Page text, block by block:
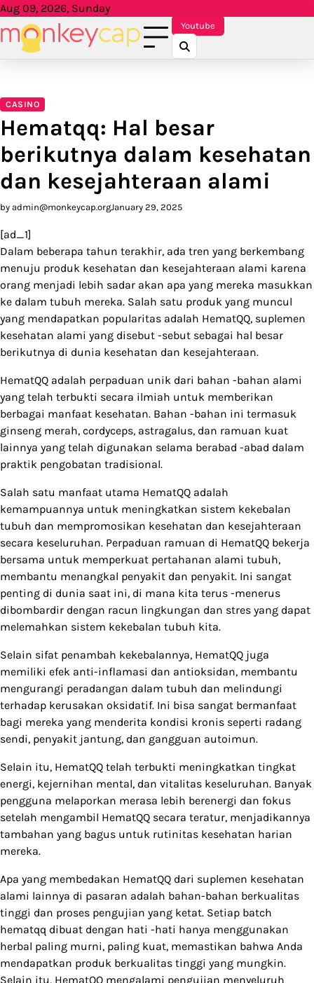
Skip
content
Aug 09, 2026, Sunday
Youtube
CASINO
Hematqq: Hal besar
berikutnya dalam kesehatan
dan kesejahteraan alami
by admin@monkeycap.orgJanuary 29, 2025
[ad_1]
Dalam beberapa tahun terakhir, ada tren yang berkembang
menuju produk kesehatan dan kesejahteraan alami karena
orang menjadi lebih sadar akan apa yang mereka masukkan
ke dalam tubuh mereka. Salah satu produk yang muncul
yang mendapatkan popularitas adalah HematQQ, suplemen
kesehatan alami yang disebut -sebut sebagai hal besar
berikutnya di dunia kesehatan dan kesejahteraan.
HematQQ adalah perpaduan unik dari bahan -bahan alami
yang telah terbukti secara ilmiah untuk memberikan
berbagai manfaat kesehatan. Bahan -bahan ini termasuk
ginseng merah, cordyceps, astragalus, dan ramuan kuat
lainnya yang telah digunakan selama berabad -abad dalam
praktik pengobatan tradisional.
Salah satu manfaat utama HematQQ adalah
kemampuannya untuk meningkatkan sistem kekebalan
tubuh dan mempromosikan kesehatan dan kesejahteraan
secara keseluruhan. Perpaduan ramuan di HematQQ bekerja
bersama untuk memperkuat pertahanan alami tubuh,
membantu menangkal penyakit dan penyakit. Ini sangat
penting di dunia saat ini, di mana kita terus -menerus
dibombardir dengan racun lingkungan dan stres yang dapat
melemahkan sistem kekebalan tubuh kita.
Selain sifat penambah kekebalannya, HematQQ juga
memiliki efek anti-inflamasi dan antioksidan, membantu
mengurangi peradangan dalam tubuh dan melindungi
terhadap kerusakan oksidatif. Ini bisa sangat bermanfaat
bagi mereka yang menderita kondisi kronis seperti radang
sendi, penyakit jantung, dan gangguan autoimun.
Selain itu, HematQQ telah terbukti meningkatkan tingkat
energi, kejernihan mental, dan vitalitas keseluruhan. Banyak
pengguna melaporkan merasa lebih berenergi dan fokus
setelah mengambil HematQQ secara teratur, menjadikannya
tambahan yang bagus untuk rutinitas kesehatan harian
mereka.
Apa yang membedakan HematQQ dari suplemen kesehatan
alami lainnya di pasaran adalah bahan-bahan berkualitas
tinggi dan proses pengujian yang ketat. Setiap batch
hematqq dibuat dengan hati -hati hanya menggunakan
herbal paling murni, paling kuat, memastikan bahwa Anda
mendapatkan produk berkualitas tinggi yang mungkin.
Selain itu, HematQQ mengalami pengujian menyeluruh